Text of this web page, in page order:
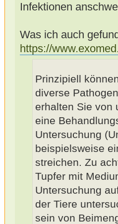
Infektionen
Was ich auch
https://
Prinzipiell
diverse
erhalten Sie von
eine
Untersuchung
beispielsweise
streichen. Zu
Tupfer mit
Untersuchung
der Tiere
sein von